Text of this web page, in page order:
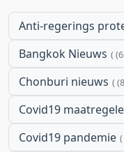
Anti-regerings
Bangkok Nieuws
Chonburi nieuws
Covid19
Covid19 pandemie